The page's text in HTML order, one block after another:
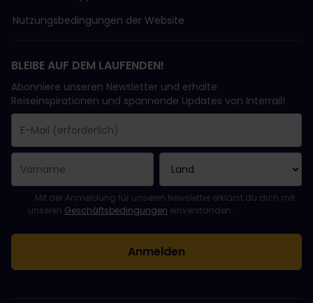
Nutzungsbedingungen der Website
BLEIBE AUF DEM LAUFENDEN!
Abonniere unseren Newsletter und erhalte
Reiseinspirationen und spannende Updates von Interrail!
Sie haben sich erfolgreich angemeldet.
Das Feld „E-Mail-Adresse“ ist ein Pflichtfeld!
Diese E-Mail-Adresse ist ungültig!
Beim Abonnieren des Newsletters ist ein Fehler aufgetreten.
Du hast diesen Newsletter bereits abonniert!
Bitte stimme den Allgemeinen Geschäftsbedingungen zu, um
Mit der Anmeldung für unseren Newsletter erklärst du dich mit
unseren Geschäftsbedingungen einverstanden.